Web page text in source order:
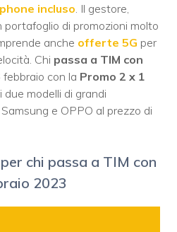
incluso . Il gestore,
di promozioni molto
anche offerte 5G per
Chi passa a TIM con
con la Promo 2 x 1
modelli di grandi
e OPPO al prezzo di
chi passa a TIM con
2023